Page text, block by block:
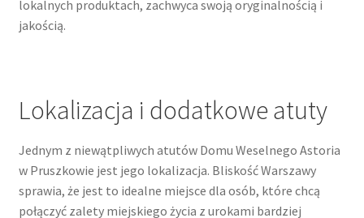
lokalnych produktach, zachwyca swoją oryginalnością i
jakością.
Lokalizacja i dodatkowe atuty
Jednym z niewątpliwych atutów Domu Weselnego Astoria
w Pruszkowie jest jego lokalizacja. Bliskość Warszawy
sprawia, że jest to idealne miejsce dla osób, które chcą
połączyć zalety miejskiego życia z urokami bardziej